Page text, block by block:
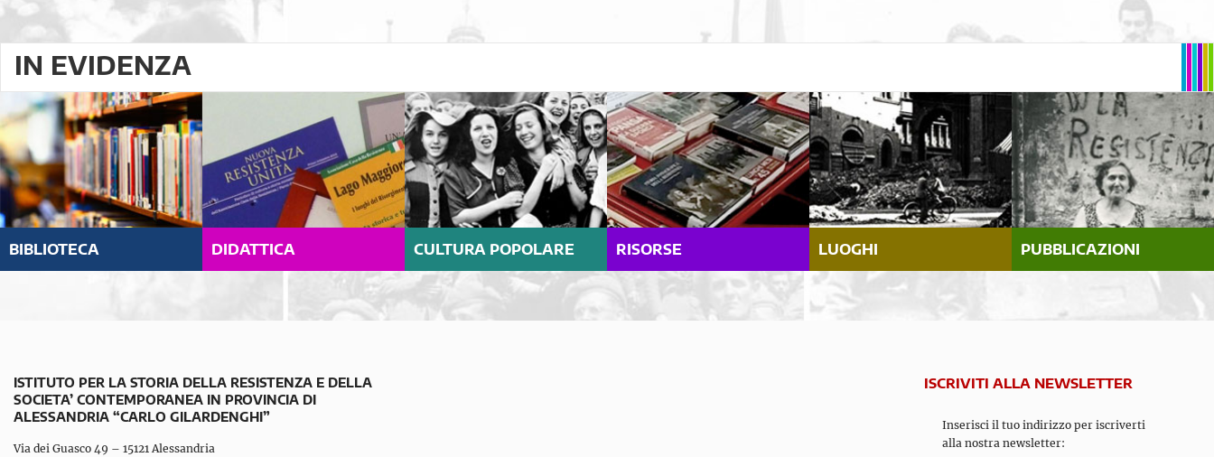
IN EVIDENZA
BIBLIOTECA DIDATTICA CULTURA POPOLARE RISORSE LUOGHI PUBBLICAZIONI
ISTITUTO PER LA STORIA DELLA RESISTENZA E DELLA
SOCIETA’ CONTEMPORANEA IN PROVINCIA DI
ALESSANDRIA “CARLO GILARDENGHI”
Via dei Guasco 49 – 15121 Alessandria
ISCRIVITI ALLA NEWSLETTER
Inserisci il tuo indirizzo per iscriverti
alla nostra newsletter: